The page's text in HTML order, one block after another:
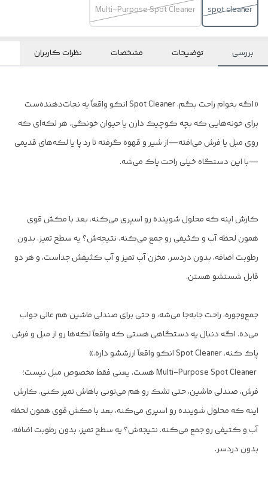
spot cleaner
Multi-Purpose Spot Cleaner
بررسی توضیحات مشخصات نظرات کاربران
«اگه بخوام راحت بگم، Spot Cleaner انکو واقعاً یه نجات‌دهنده‌ست
برای خونه‌هایی که بچه کوچیک دارن یا حیوان خونگی. هر لکه‌ای که
روی مبل یا فرش می‌افته—از شیر و قهوه گرفته تا رد پا یا لکه‌های قدیمی
—با این دستگاه خیلی راحت پاک می‌شه.
کارش اینه که محلول شوینده رو اسپری می‌کنه، بعد با مکش قوی
همون لحظه آب و کثیفی رو جمع می‌کنه. نتیجه‌ش؟ یه سطح تمیز، بدون
رطوبت اضافه، بدون دردسر. مخزن آب تمیز و آب کثیفش جداست، و هر دو
قابل شستشو هستن.
جمع‌وجوره، راحت جابه‌جا می‌شه، و حتی برای صندلی ماشین هم عالی جواب
می‌ده. اگه دنبال یه دستگاهی هستی که واقعاً لکه‌ها رو از مبل و فرش
پاک کنه، Spot Cleaner انکو واقعاً ارزششو داره.»
Multi-Purpose Spot Cleaner هست، یعنی فقط مخصوص مبل نیست؛
فرش، صندلی ماشین، حتی تشک رو هم می‌تونی باهاش تمیز کنی. کارش
اینه که محلول شوینده رو اسپری می‌کنه، بعد با مکش قوی همون لحظه
آب و کثیفی رو جمع می‌کنه. نتیجه‌ش؟ یه سطح تمیز، بدون رطوبت اضافه،
بدون دردسر.